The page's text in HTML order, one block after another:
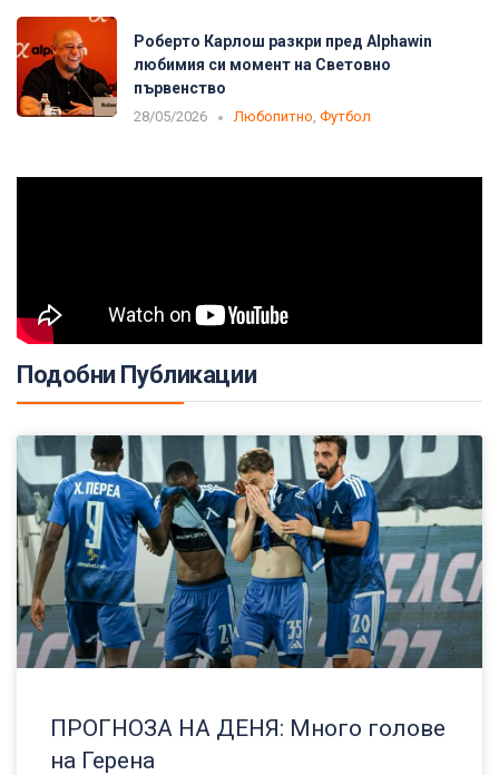
Роберто Карлош разкри пред Alphawin
любимия си момент на Световно
първенство
28/05/2026 Любопитно Футбол
Подобни Публикации
ПРОГНОЗА НА ДЕНЯ: Много голове
на Герена